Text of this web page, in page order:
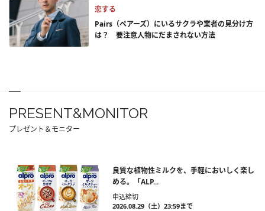
恋する
Pairs（ペアーズ）にいるサクラや業者の見分け方
は？ 要注意人物にだまされない方法
PRESENT&MONITOR
プレゼント＆モニター
良質な植物性ミルクを、手軽においしく楽し
める。「ALP...
申込締切
2026.08.29（土）23:59まで